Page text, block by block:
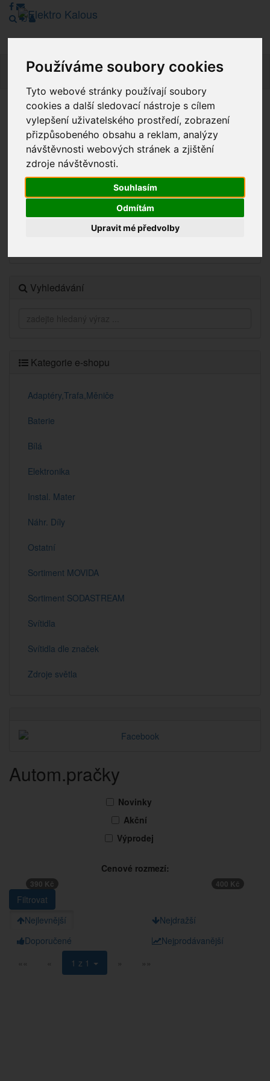
Používáme soubory cookies
Tyto webové stránky používají soubory
cookies a další sledovací nástroje s cílem
vylepšení uživatelského prostředí, zobrazení
přizpůsobeného obsahu a reklam, analýzy
návštěvnosti webových stránek a zjištění
zdroje návštěvnosti.
Souhlasím
Odmítám
Upravit mé předvolby
Vážení zákazníci, v tuto chvíli je Náš internetový obchod v
režimu Katalogu. Objednávky on-line nyní nelze vyřídit.
Děkujeme za pochopení.
Novinky
Vyhledávání
Kategorie e-shopu
Adaptéry,Trafa,Měniče
Baterie
Bílá
Elektronika
Instal. Mater
Náhr. Díly
Ostatní
Sortiment MOVIDA
Sortiment SODASTREAM
Svítidla
Svítidla dle značek
Zdroje světla
Autom.pračky
Novinky
Akční
Výprodej
Cenové rozmezí:
390 Kč 400 Kč
Nejlevnější
Nejdražší
Doporučené
Nejprodávanější
««
« 1 z 1 » »»